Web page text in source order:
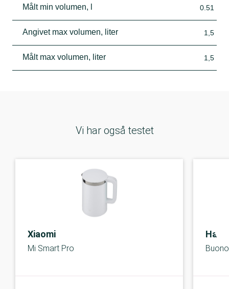
Målt min volumen, l 0.51
Angivet max volumen, liter 1,5
Målt max volumen, liter 1,5
Vi har også testet
Xiaomi
Mi Smart Pro
Hario
Buono